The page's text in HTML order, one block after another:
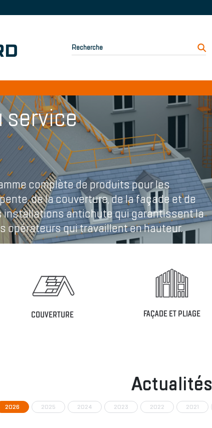
Recherche
service
complète de produits pour les
de la couverture, de la façade et de
installations antichute qui garantissent la
opérateurs qui travaillent en hauteur.
COUVERTURE FAÇADE ET PLIAGE
Actualités
2026 2025 2024 2023 2022 2021